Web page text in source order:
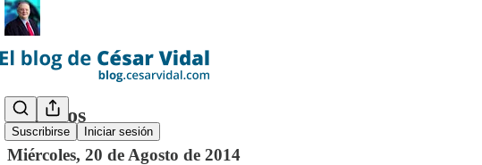
Suscribirse Iniciar sesión
Diálogos
Miércoles, 20 de Agosto de 2014